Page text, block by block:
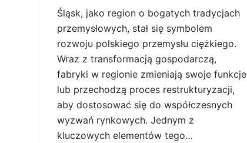
Śląsk, jako region o bogatych tradycjach
przemysłowych, stał się symbolem
rozwoju polskiego przemysłu ciężkiego.
Wraz z transformacją gospodarczą,
fabryki w regionie zmieniają swoje funkcje
lub przechodzą proces restrukturyzacji,
aby dostosować się do współczesnych
wyzwań rynkowych. Jednym z
kluczowych elementów tego…